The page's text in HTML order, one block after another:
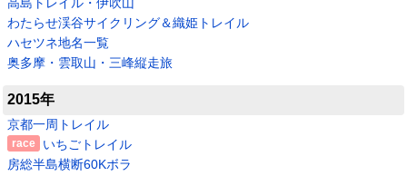
高島トレイル・伊吹山
わたらせ渓谷サイクリング＆織姫トレイル
ハセツネ地名一覧
奥多摩・雲取山・三峰縦走旅
2015年
京都一周トレイル
いちごトレイル
房総半島横断60Kボラ